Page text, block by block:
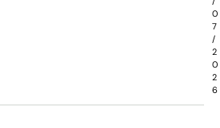
0
7
/
2
0
2
6